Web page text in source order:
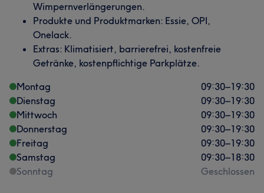
Wimpernverlängerungen.
Produkte und Produktmarken: Essie, OPI,
Onelack.
Extras: Klimatisiert, barrierefrei, kostenfreie
Getränke, kostenpflichtige Parkplätze.
Montag
09:30–19:30
Dienstag
09:30–19:30
Mittwoch
09:30–19:30
Donnerstag
09:30–19:30
Freitag
09:30–19:30
Samstag
09:30–18:30
Sonntag
Geschlossen